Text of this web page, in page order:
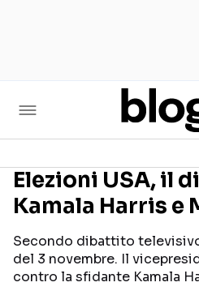
Seguici
Elezioni USA, il
Kamala Harris e
Secondo dibattito
del 3 novembre. Il
contro la sfidante Kamala